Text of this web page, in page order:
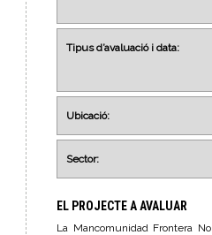
Tipus d’avaluació i data:
Ubicació:
Sector:
EL PROJECTE A AVALUAR
La Mancomunidad Frontera